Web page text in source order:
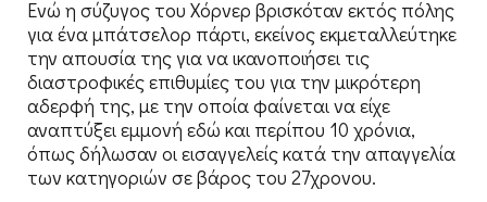
Ενώ η σύζυγος του Χόρνερ βρισκόταν εκτός πόλης
για ένα μπάτσελορ πάρτι, εκείνος εκμεταλλεύτηκε
την απουσία της για να ικανοποιήσει τις
διαστροφικές επιθυμίες του για την μικρότερη
αδερφή της, με την οποία φαίνεται να είχε
αναπτύξει εμμονή εδώ και περίπου 10 χρόνια,
όπως δήλωσαν οι εισαγγελείς κατά την απαγγελία
των κατηγοριών σε βάρος του 27χρονου.